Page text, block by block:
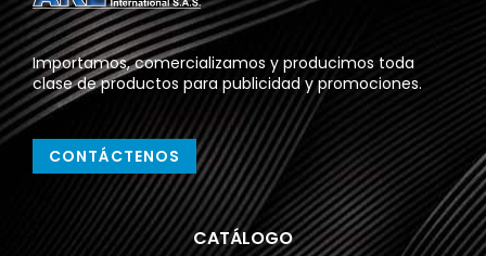
Importamos, comercializamos y producimos toda
clase de productos para publicidad y promociones.
CONTÁCTENOS
CATÁLOGO